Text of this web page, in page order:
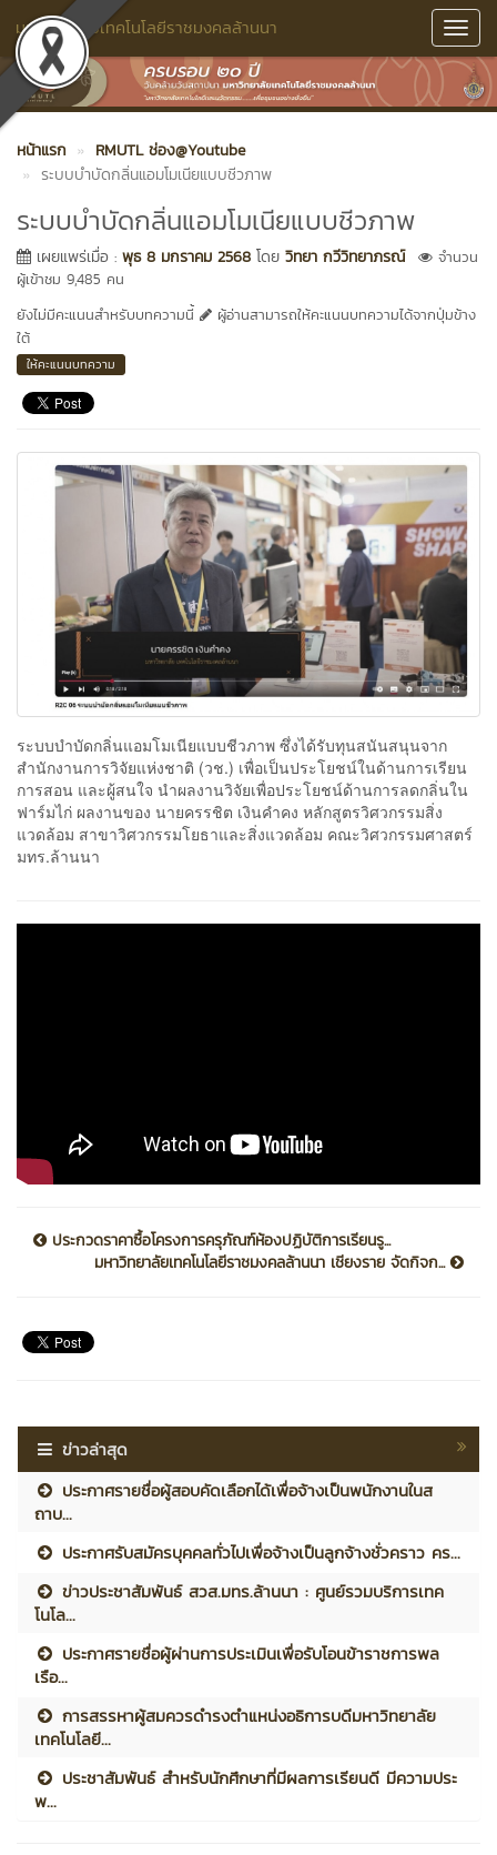
มหาวิทยาลัยเทคโนโลยีราชมงคลล้านนา
หน้าแรก
RMUTL ช่อง@Youtube
ระบบบำบัดกลิ่นแอมโมเนียแบบชีวภาพ
ระบบบำบัดกลิ่นแอมโมเนียแบบชีวภาพ
เผยแพร่เมื่อ : พุธ 8 มกราคม 2568 โดย วิทยา กวีวิทยาภรณ์
จำนวน
ผู้เข้าชม 9,485 คน
ยังไม่มีคะแนนสำหรับบทความนี้
ผู้อ่านสามารถให้คะแนนบทความได้จากปุ่มข้าง
ใต้
ให้คะแนนบทความ
ระบบบำบัดกลิ่นแอมโมเนียแบบชีวภาพ ซึ่งได้รับทุนสนันสนุนจาก
สำนักงานการวิจัยแห่งชาติ (วช.) เพื่อเป็นประโยชน์ในด้านการเรียน
การสอน และผู้สนใจ นำผลงานวิจัยเพื่อประโยชน์ด้านการลดกลิ่นใน
ฟาร์มไก่ ผลงานของ นายครรชิต เงินคำคง หลักสูตรวิศวกรรมสิ่ง
แวดล้อม สาขาวิศวกรรมโยธาและสิ่งแวดล้อม คณะวิศวกรรมศาสตร์
มทร.ล้านนา
ประกวดราคาซื้อโครงการครุภัณฑ์ห้องปฏิบัติการเรียนรู...
มหาวิทยาลัยเทคโนโลยีราชมงคลล้านนา เชียงราย จัดกิจก...
ข่าวล่าสุด
ประกาศรายชื่อผู้สอบคัดเลือกได้เพื่อจ้างเป็นพนักงานในส
ถาบ...
ประกาศรับสมัครบุคคลทั่วไปเพื่อจ้างเป็นลูกจ้างชั่วคราว คร...
ข่าวประชาสัมพันธ์ สวส.มทร.ล้านนา : ศูนย์รวมบริการเทค
โนโล...
ประกาศรายชื่อผู้ผ่านการประเมินเพื่อรับโอนข้าราชการพล
เรือ...
การสรรหาผู้สมควรดำรงตำแหน่งอธิการบดีมหาวิทยาลัย
เทคโนโลยี...
ประชาสัมพันธ์ สำหรับนักศึกษาที่มีผลการเรียนดี มีความประ
พ...